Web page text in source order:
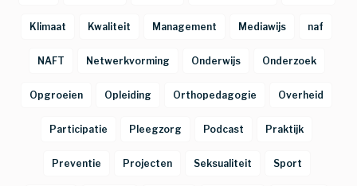
Klimaat Kwaliteit Management Mediawijs naf
NAFT Netwerkvorming Onderwijs Onderzoek
Opgroeien Opleiding Orthopedagogie Overheid
Participatie Pleegzorg Podcast Praktijk
Preventie Projecten Seksualiteit Sport